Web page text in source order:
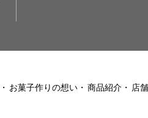
お菓子作りの想い 商品紹介 店